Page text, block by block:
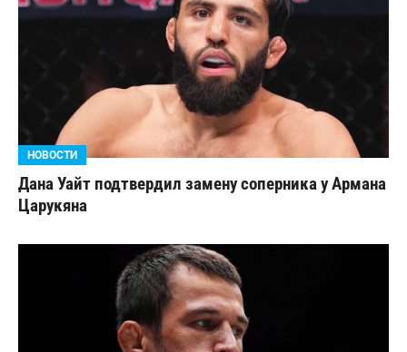
НОВОСТИ
Дана Уайт подтвердил замену соперника у Армана
Царукяна